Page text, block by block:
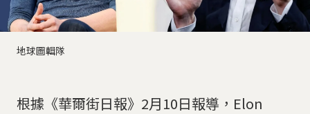
地球圖輯隊
根據《華爾街日報》2月10日報導，Elon